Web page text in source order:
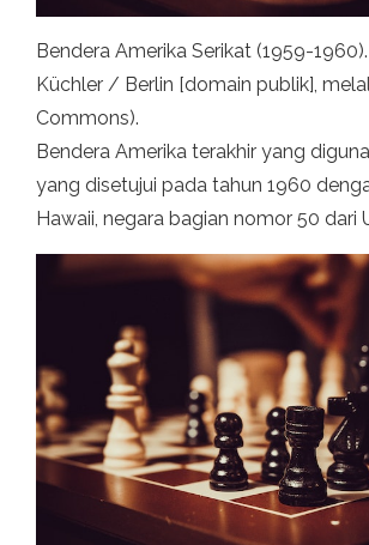
Bendera Amerika Serikat (1959-
Küchler / Berlin [domain publik],
Commons).
Bendera Amerika terakhir yang
yang disetujui pada tahun 1960
Hawaii, negara bagian nomor 50 dari